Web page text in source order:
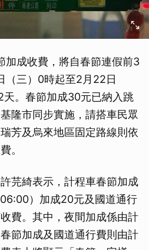
加成收費，將自春節連假前3
（三）0時起至2月22日
天。春節加成30元已納入跳
隆市同步實施，請搭車民眾
芳及烏來地區固定路線則依
。
芫綺表示，計程車春節加成
）加成20元及國道通行
費。其中，夜間加成係由計
節加成及國道通行費則由計